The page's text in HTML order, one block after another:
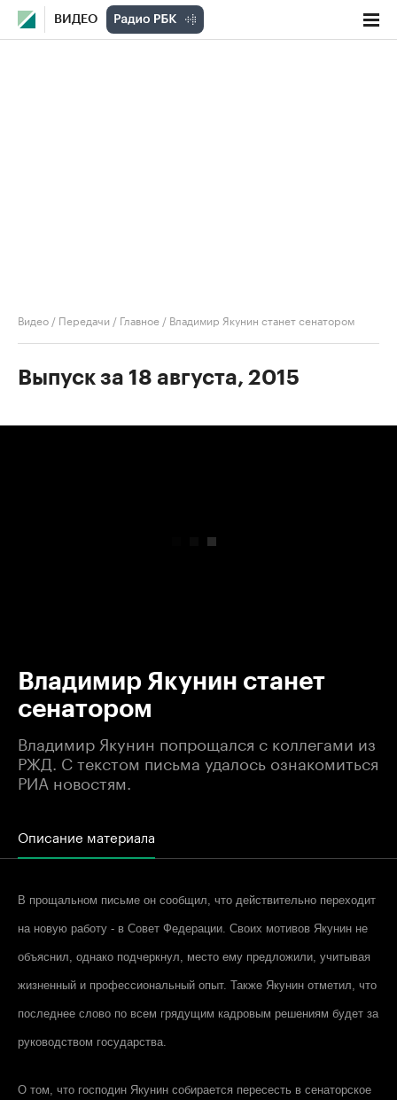
ВИДЕО
Видео / Передачи / Главное / Владимир Якунин станет сенатором
Выпуск за 18 августа, 2015
Владимир Якунин станет
сенатором
Владимир Якунин попрощался с коллегами из
РЖД. С текстом письма удалось ознакомиться
РИА новостям.
Описание материала
В прощальном письме он сообщил, что действительно переходит
на новую работу - в Совет Федерации. Своих мотивов Якунин не
объяснил, однако подчеркнул, место ему предложили, учитывая
жизненный и профессиональный опыт. Также Якунин отметил, что
последнее слово по всем грядущим кадровым решениям будет за
руководством государства.
О том, что господин Якунин собирается пересесть в сенаторское